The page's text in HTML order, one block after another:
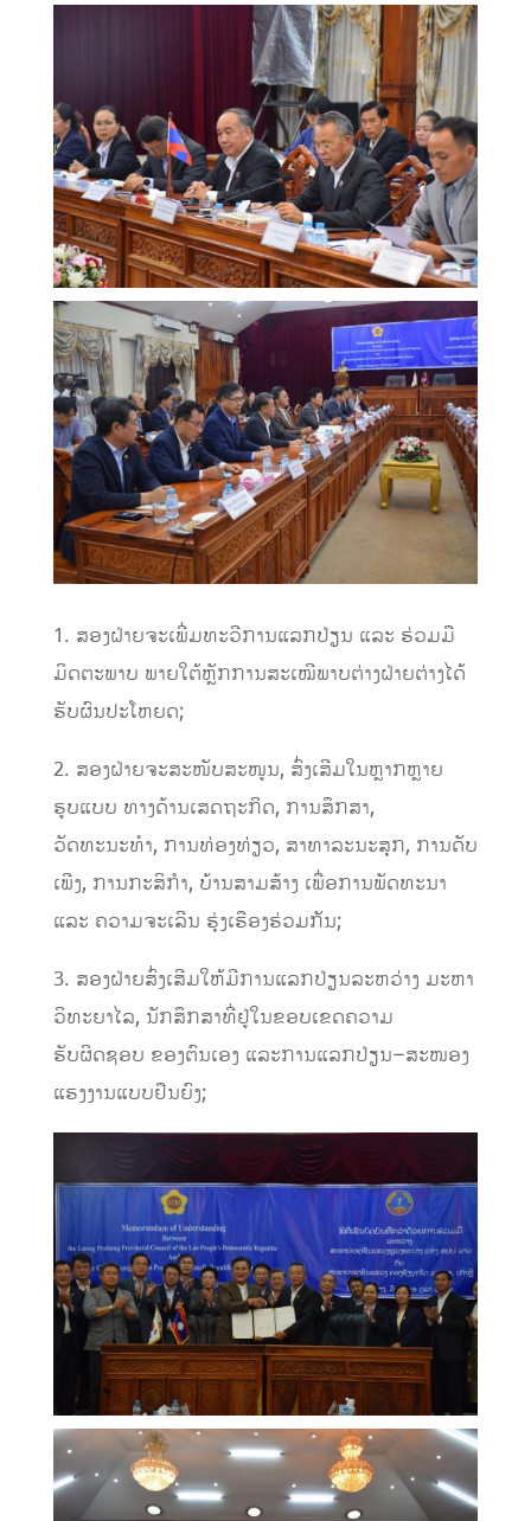
1. ສອງຝ່າຍຈະເພີ່ມທະວີການແລກປ່ຽນ ແລະ ຮ່ວມມື
ມິດຕະພາບ ພາຍໃຕ້ຫຼັກການສະເໝີພາບຕ່າງຝ່າຍຕ່າງໄດ້
ຮັບຜົນປະໂຫຍດ;
2. ສອງຝ່າຍຈະສະໜັບສະໜູນ, ສົ່ງເສີມໃນຫຼາກຫຼາຍ
ຮູບແບບ ທາງດ້ານເສດຖະກິດ, ການສຶກສາ,
ວັດທະນະທຳ, ການທ່ອງທ່ຽວ, ສາທາລະນະສຸກ, ການດັບ
ເພີງ, ການກະສິກຳ, ບ້ານສາມສ້າງ ເພື່ອການພັດທະນາ
ແລະ ຄວາມຈະເລີນ ຮຸ່ງເຮືອງຮ່ວມກັນ;
3. ສອງຝ່າຍສົ່ງເສີມໃຫ້ມີການແລກປ່ຽນລະຫວ່າງ ມະຫາ
ວິທະຍາໄລ, ນັກສຶກສາທີ່ຢູ່ໃນຂອບເຂດຄວາມ
ຮັບຜິດຊອບ ຂອງຕົນເອງ ແລະການແລກປ່ຽນ–ສະໜອງ
ແຮງງານແບບຢືນຍົງ;